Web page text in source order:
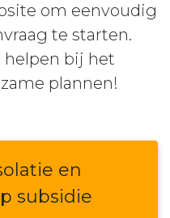
om eenvoudig
te starten.
helpen bij het
plannen!
en
subsidie